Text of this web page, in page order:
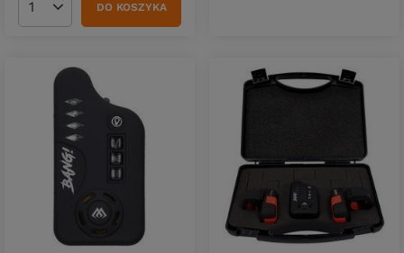
Ilość produktówDO KOSZYKA